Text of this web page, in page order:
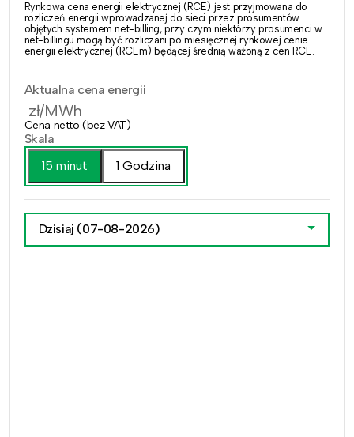
Rynkowa cena energii elektrycznej (RCE) jest przyjmowana do
rozliczeń energii wprowadzanej do sieci przez prosumentów
objętych systemem net-billing, przy czym niektórzy prosumenci w
net-billingu mogą być rozliczani po miesięcznej rynkowej cenie
energii elektrycznej (RCEm) będącej średnią ważoną z cen RCE.
Aktualna cena energii
zł/MWh
Cena netto (bez VAT)
Skala
15 minut
1 Godzina
Dzisiaj (07-08-2026)